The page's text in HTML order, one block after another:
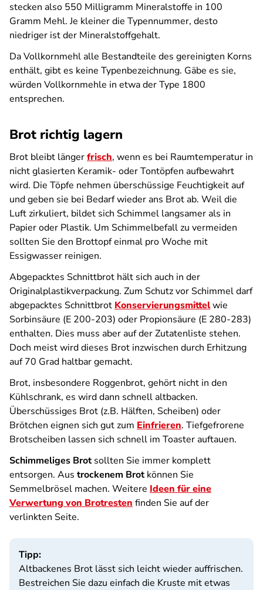
stecken also 550 Milligramm Mineralstoffe in 100
Gramm Mehl. Je kleiner die Typennummer, desto
niedriger ist der Mineralstoffgehalt.
Da Vollkornmehl alle Bestandteile des gereinigten Korns
enthält, gibt es keine Typenbezeichnung. Gäbe es sie,
würden Vollkornmehle in etwa der Type 1800
entsprechen.
Brot richtig lagern
Brot bleibt längerfrisch, wenn es bei Raumtemperatur in
nicht glasierten Keramik- oder Tontöpfen aufbewahrt
wird. Die Töpfe nehmen überschüssige Feuchtigkeit auf
und geben sie bei Bedarf wieder ans Brot ab. Weil die
Luft zirkuliert, bildet sich Schimmel langsamer als in
Papier oder Plastik. Um Schimmelbefall zu vermeiden
sollten Sie den Brottopf einmal pro Woche mit
Essigwasser reinigen.
Abgepacktes Schnittbrot hält sich auch in der
Originalplastikverpackung. Zum Schutz vor Schimmel darf
abgepacktes Schnittbrot Konservierungsmittelwie
Sorbinsäure (E 200-203) oder Propionsäure (E 280-283)
enthalten. Dies muss aber auf der Zutatenliste stehen.
Doch meist wird dieses Brot inzwischen durch Erhitzung
auf 70 Grad haltbar gemacht.
Brot, insbesondere Roggenbrot, gehört nicht in den
Kühlschrank, es wird dann schnell altbacken.
Überschüssiges Brot (z.B. Hälften, Scheiben) oder
Brötchen eignen sich gut zum Einfrieren. Tiefgefrorene
Brotscheiben lassen sich schnell im Toaster auftauen.
Schimmeliges Brotsollten Sie immer komplett
entsorgen. Aus trockenem Brotkönnen Sie
Semmelbrösel machen. Weitere Ideen für eine
Verwertung von Brotresten finden Sie auf der
verlinkten Seite.
Tipp:
Altbackenes Brot lässt sich leicht wieder auffrischen.
Bestreichen Sie dazu einfach die Kruste mit etwas